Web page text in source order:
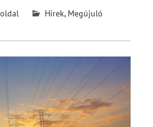
Hírek, Megújuló